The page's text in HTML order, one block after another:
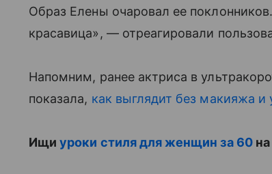
Образ Елены очаровал ее
красавица», — отреагировали
Напомним, ранее актриса в
показала, как выглядит без макияжа и
Ищиуроки стиля для женщин за 60на